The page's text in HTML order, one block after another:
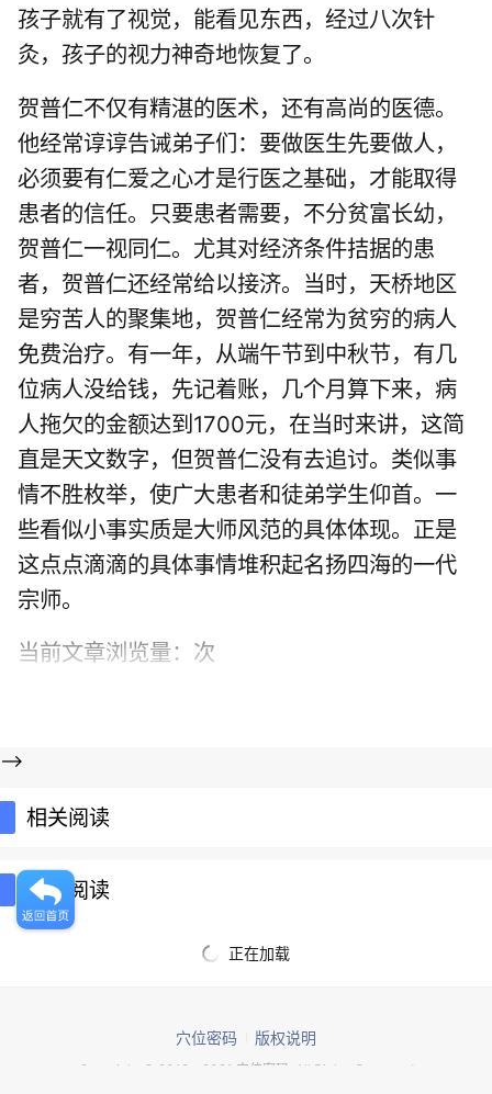
孩子就有了视觉，能看见东西，经过八次针
灸，孩子的视力神奇地恢复了。
贺普仁不仅有精湛的医术，还有高尚的医德。
他经常谆谆告诫弟子们：要做医生先要做人，
必须要有仁爱之心才是行医之基础，才能取得
患者的信任。只要患者需要，不分贫富长幼，
贺普仁一视同仁。尤其对经济条件拮据的患
者，贺普仁还经常给以接济。当时，天桥地区
是穷苦人的聚集地，贺普仁经常为贫穷的病人
免费治疗。有一年，从端午节到中秋节，有几
位病人没给钱，先记着账，几个月算下来，病
人拖欠的金额达到1700元，在当时来讲，这简
直是天文数字，但贺普仁没有去追讨。类似事
情不胜枚举，使广大患者和徒弟学生仰首。一
些看似小事实质是大师风范的具体体现。正是
这点点滴滴的具体事情堆积起名扬四海的一代
宗师。
当前文章浏览量： 次
-->
相关阅读
推荐阅读
正在加载
穴位密码 版权说明
Copyright © 2012 - 2021 穴位密码. All Rights Reserved